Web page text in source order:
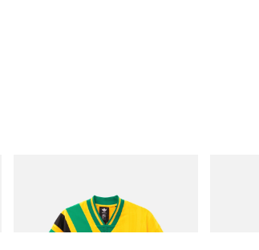
Football Jersey
今すぐ購入